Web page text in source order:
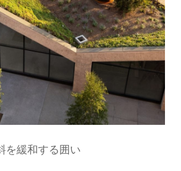
を緩和する囲い